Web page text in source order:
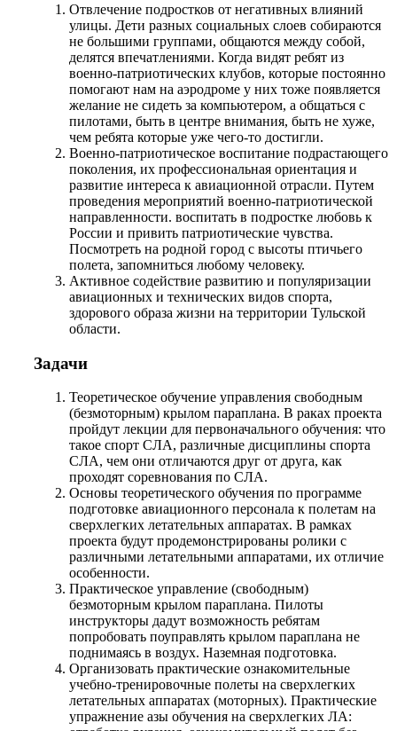
Отвлечение подростков от негативных влияний
улицы. Дети разных социальных слоев собираются
не большими группами, общаются между собой,
делятся впечатлениями. Когда видят ребят из
военно-патриотических клубов, которые постоянно
помогают нам на аэродроме у них тоже появляется
желание не сидеть за компьютером, а общаться с
пилотами, быть в центре внимания, быть не хуже,
чем ребята которые уже чего-то достигли.
Военно-патриотическое воспитание подрастающего
поколения, их профессиональная ориентация и
развитие интереса к авиационной отрасли. Путем
проведения мероприятий военно-патриотической
направленности. воспитать в подростке любовь к
России и привить патриотические чувства.
Посмотреть на родной город с высоты птичьего
полета, запомниться любому человеку.
Активное содействие развитию и популяризации
авиационных и технических видов спорта,
здорового образа жизни на территории Тульской
области.
Задачи
Теоретическое обучение управления свободным
(безмоторным) крылом параплана. В раках проекта
пройдут лекции для первоначального обучения: что
такое спорт СЛА, различные дисциплины спорта
СЛА, чем они отличаются друг от друга, как
проходят соревнования по СЛА.
Основы теоретического обучения по программе
подготовке авиационного персонала к полетам на
сверхлегких летательных аппаратах. В рамках
проекта будут продемонстрированы ролики с
различными летательными аппаратами, их отличие
особенности.
Практическое управление (свободным)
безмоторным крылом параплана. Пилоты
инструкторы дадут возможность ребятам
попробовать поуправлять крылом параплана не
поднимаясь в воздух. Наземная подготовка.
Организовать практические ознакомительные
учебно-тренировочные полеты на сверхлегких
летательных аппаратах (моторных). Практические
упражнение азы обучения на сверхлегких ЛА: